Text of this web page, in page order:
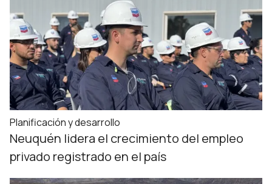
Planificación y desarrollo
Neuquén lidera el crecimiento del empleo
privado registrado en el país